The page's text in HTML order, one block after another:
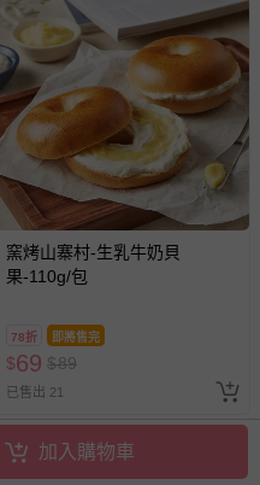
窯烤山寨村-生乳牛奶貝
果-110g/包
78折 即將售完
$69 $89
已售出 21
加入購物車